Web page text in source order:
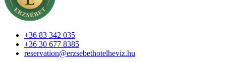
+36 83 342 035
+36 30 677 8385
reservation@erzsebethotelheviz.hu